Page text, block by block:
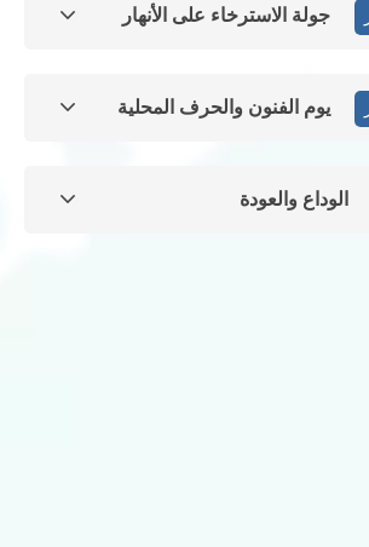
جولة الاسترخاء على الأنهار
يوم الفنون والحرف المحلية
الوداع والعودة